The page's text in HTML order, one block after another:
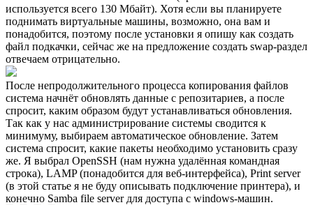
используется всего 130 Мбайт). Хотя если вы планируете
поднимать виртуальные машины, возможно, она вам и
понадобится, поэтому после установки я опишу как создать
файл подкачки, сейчас же на предложение создать swap-раздел
отвечаем отрицательно.
После непродолжительного процесса копирования файлов
система начнёт обновлять данные с репозитариев, а после
спросит, каким образом будут устанавливаться обновления.
Так как у нас администрирование системы сводится к
минимуму, выбираем автоматическое обновление. Затем
система спросит, какие пакеты необходимо установить сразу
же. Я выбрал OpenSSH (нам нужна удалённая командная
строка), LAMP (понадобится для веб-интерфейса), Print server
(в этой статье я не буду описывать подключение принтера), и
конечно Samba file server для доступа с windows-машин.